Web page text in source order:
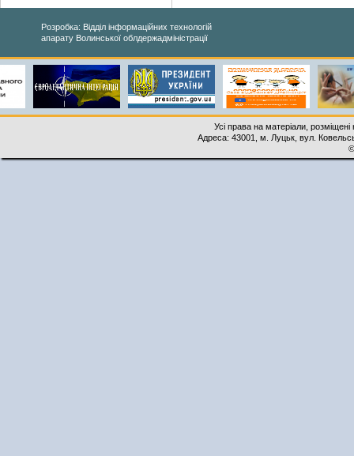
Розробка: Відділ інформаційних технологій
апарату Волинської облдержадміністрації
Усі права на матеріали,
Адреса: 43001, м. Луцьк, вул.